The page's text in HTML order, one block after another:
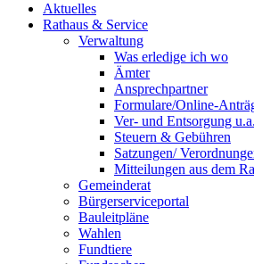
Aktuelles
Rathaus & Service
Verwaltung
Was erledige ich wo
Ämter
Ansprechpartner
Formulare/Online-
Ver- und Entsorgung
Steuern & Gebühren
Satzungen/
Mitteilungen aus dem
Gemeinderat
Bürgerserviceportal
Bauleitpläne
Wahlen
Fundtiere